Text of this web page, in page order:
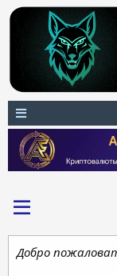
Добро